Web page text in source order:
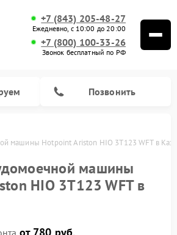
+7 (843) 205-48-27
Ежедневно, с 10:00 до 20:00
+7 (800) 100-33-26
Звонок бесплатный по РФ
Позвонить
машины Hotpoint Ariston HIO 3T123 WFT в
машины
HIO 3T123 WFT в